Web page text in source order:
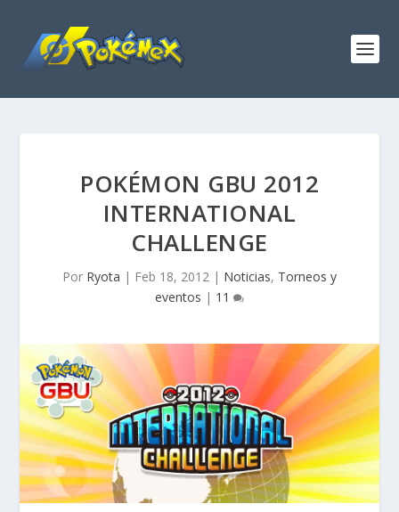
POKÉMON GBU 2012
INTERNATIONAL
CHALLENGE
Por Ryota | Feb 18, 2012 | Noticias, Torneos y
eventos | 11